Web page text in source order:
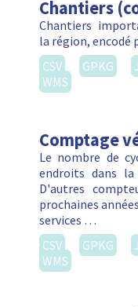
Chantiers
Chantiers
la région, encodé
CSV
GPKG
WMS
Comptage
Le nombre de
endroits dans la
D'autres
prochaines
services …
CSV
GPKG
WMS